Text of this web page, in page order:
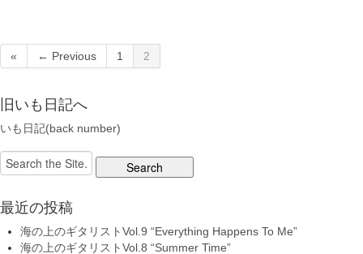
« ← Previous 1 2
旧いも日記へ
いも日記(back number)
Search
for:
最近の投稿
海の上のギタリストVol.9 “Everything Happens To Me”
海の上のギタリストVol.8 “Summer Time”